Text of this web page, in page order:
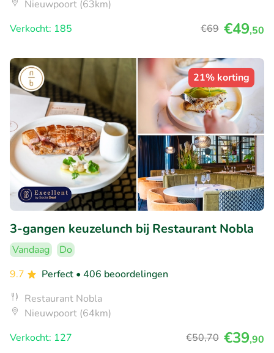
Nieuwpoort (63km)
Verkocht: 185
€69 €49,50
21% korting
3-gangen keuzelunch bij Restaurant Nobla
Vandaag
Do
9.7
Perfect • 406 beoordelingen
Restaurant Nobla
Nieuwpoort (64km)
Verkocht: 127
€50,70 €39,90